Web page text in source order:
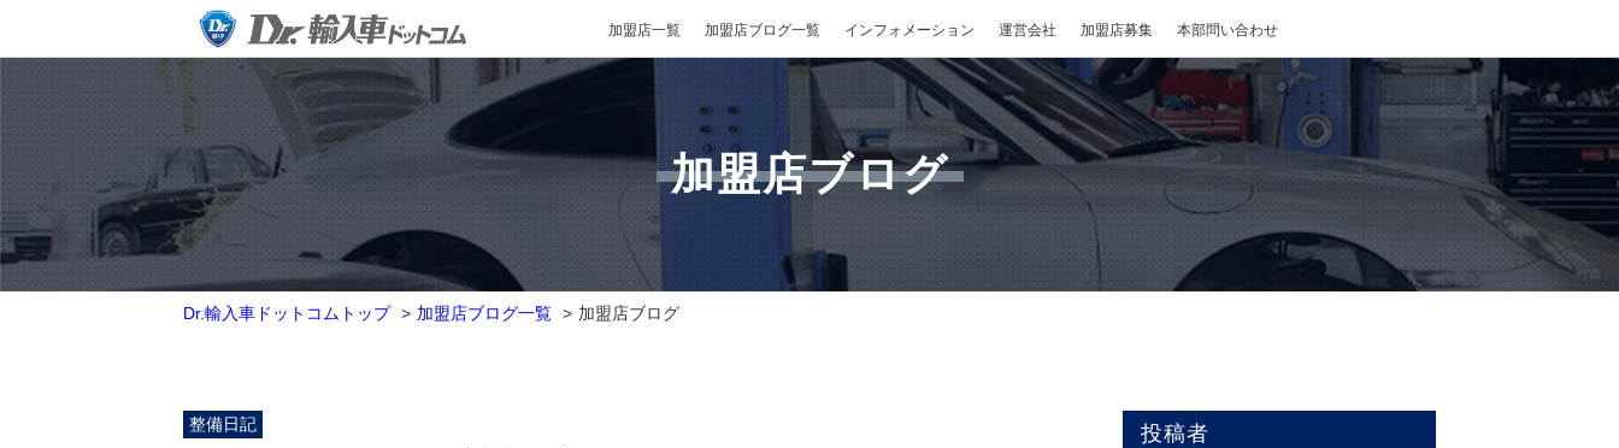
加盟店一覧 加盟店ブログ一覧 インフォメーション 運営会社 加盟店募集 本部問い合わせ
加盟店ブログ
Dr.輸入車ドットコムトップ 加盟店ブログ一覧 加盟店ブログ
整備日記 投稿者